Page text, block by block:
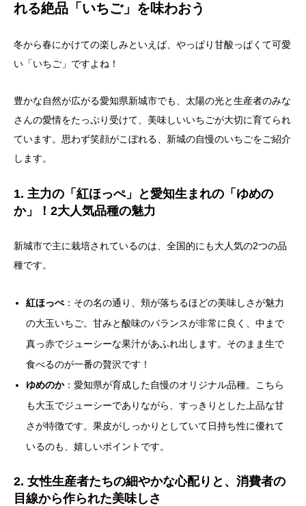
れる絶品「いちご」を味わおう
冬から春にかけての楽しみといえば、やっぱり甘酸っぱくて可愛
い「いちご」ですよね！
豊かな自然が広がる愛知県新城市でも、太陽の光と生産者のみな
さんの愛情をたっぷり受けて、美味しいいちごが大切に育てられ
ています。思わず笑顔がこぼれる、新城の自慢のいちごをご紹介
します。
1. 主力の「紅ほっぺ」と愛知生まれの「ゆめの
か」！2大人気品種の魅力
新城市で主に栽培されているのは、全国的にも大人気の2つの品
種です。
紅ほっぺ：その名の通り、頬が落ちるほどの美味しさが魅力
の大玉いちご。甘みと酸味のバランスが非常に良く、中まで
真っ赤でジューシーな果汁があふれ出します。そのまま生で
食べるのが一番の贅沢です！
ゆめのか：愛知県が育成した自慢のオリジナル品種。こちら
も大玉でジューシーでありながら、すっきりとした上品な甘
さが特徴です。果皮がしっかりとしていて日持ち性に優れて
いるのも、嬉しいポイントです。
2. 女性生産者たちの細やかな心配りと、消費者の
目線から作られた美味しさ